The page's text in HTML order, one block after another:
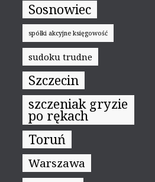
Sosnowiec
spółki akcyjne księgowość
sudoku trudne
Szczecin
szczeniak gryzie
po rękach
Toruń
Warszawa